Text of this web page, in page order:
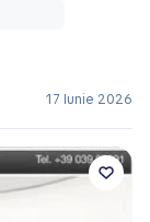
17 Iunie 2026